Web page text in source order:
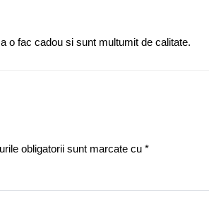
o fac cadou si sunt multumit de calitate.
obligatorii sunt marcate cu *